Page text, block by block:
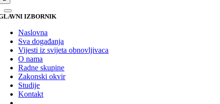
IZBORNIK
Naslovna
Sva događanja
Vijesti iz svijeta obnovljivaca
O nama
Radne skupine
Zakonski okvir
Studije
Kontakt